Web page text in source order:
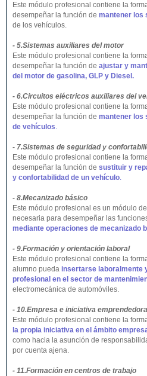
Este módulo profesional contiene la
desempeñar la función de mantener los
de los vehículos.
- 5.Sistemas auxiliares del motor
Este módulo profesional contiene la
desempeñar la función de ajustar y
del motor de gasolina, GLP y Diesel.
- 6.Circuitos eléctricos auxiliares del
Este módulo profesional contiene la
desempeñar la función de mantener los
de vehículos.
- 7.Sistemas de seguridad y
Este módulo profesional contiene la
desempeñar la función de sustituir y
y confortabilidad de un vehículo.
- 8.Mecanizado básico
Este módulo profesional es un módulo
necesaria para desempeñar las
mediante operaciones de mecanizado
- 9.Formación y orientación laboral
Este módulo profesional contiene la
alumno pueda insertarse laboralmente
profesional en el sector de
electromecánica de automóviles.
- 10.Empresa e iniciativa emprendedora
Este módulo profesional contiene la
la propia iniciativa en el ámbito
como hacia la asunción de
por cuenta ajena.
- 11.Formación en centros de trabajo